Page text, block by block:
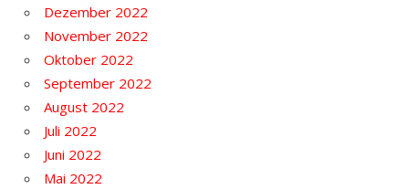
Dezember 2022
November 2022
Oktober 2022
September 2022
August 2022
Juli 2022
Juni 2022
Mai 2022